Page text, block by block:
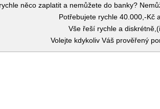
něco zaplatit a nemůžete do banky?
Potřebujete rychle 40.000,-Kč
Vše řeší rychle a
Volejte kdykoliv Váš prověřený